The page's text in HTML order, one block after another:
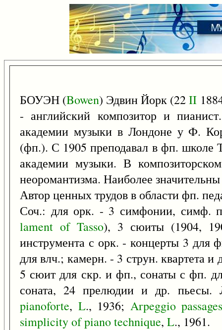
БОУЭН (Bowen) Эдвин Йорк (22II
- английский композитор и
академии музыки в Лондоне у Ф.
(фп.). С 1905 преподавал в фп. школе
академии музыки. В
неоромантизма. Наиболее
Автор ценных трудов в области фп.
Соч.: для орк. - 3 симфонии, симф.
lament of Tasso), 3 сюиты (1904,
инструмента с орк. - концерты 3 для
для влч.; камерн. - 3 струн. квартета и
5 сюит для скр. и фп., сонаты с фп.
соната, 24 прелюдии и др.
pianoforte, L., 1936; Arpeggio passages
simplicityofpianotechnique, L., 1961.